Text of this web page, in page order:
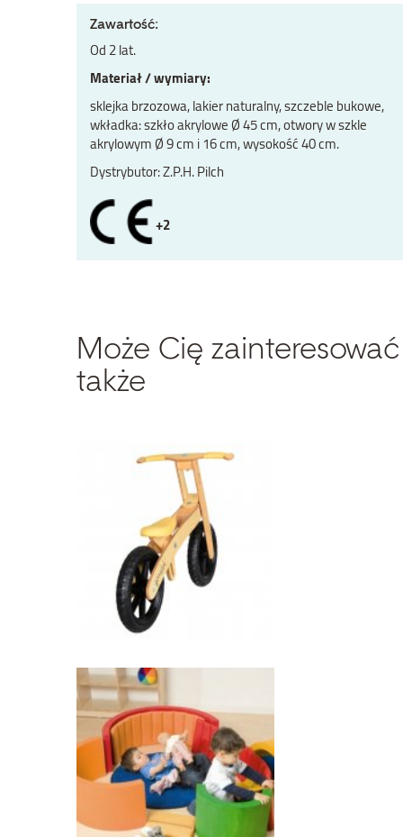
Zawartość:
Od 2 lat.
Materiał / wymiary:
sklejka brzozowa, lakier naturalny, szczeble bukowe,
wkładka: szkło akrylowe Ø 45 cm, otwory w szkle
akrylowym Ø 9 cm i 16 cm, wysokość 40 cm.
Dystrybutor: Z.P.H. Pilch
+2
Może Cię zainteresować
także